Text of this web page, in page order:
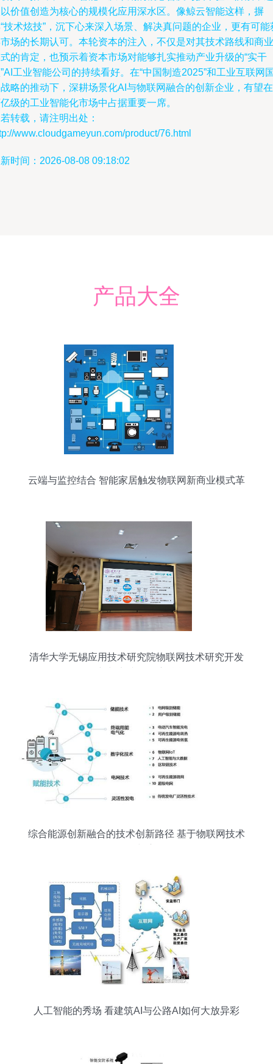
价值创造为核心的规模化应用深水区。像鲸云智能这样，摒
技术炫技”，沉下心来深入场景、解决真问题的企业，更有可能
场的长期认可。本轮资本的注入，不仅是对其技术路线和商业
的肯定，也预示着资本市场对能够扎实推动产业升级的“实干
工业智能公司的持续看好。在“中国制造2025”和工业互联网
略的推动下，深耕场景化AI与物联网融合的创新企业，有望在
级的工业智能化市场中占据重要一席。
转载，请注明出处：
www.cloudgameyun.com/product/76.html
时间：2026-08-08 09:18:02
产品大全
云端与监控结合 智能家居触发物联网新商业模式革
清华大学无锡应用技术研究院物联网技术研究开发
综合能源创新融合的技术创新路径 基于物联网技术
人工智能的秀场 看建筑AI与公路AI如何大放异彩